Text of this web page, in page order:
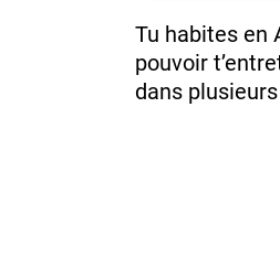
Tu habites en
pouvoir
dans